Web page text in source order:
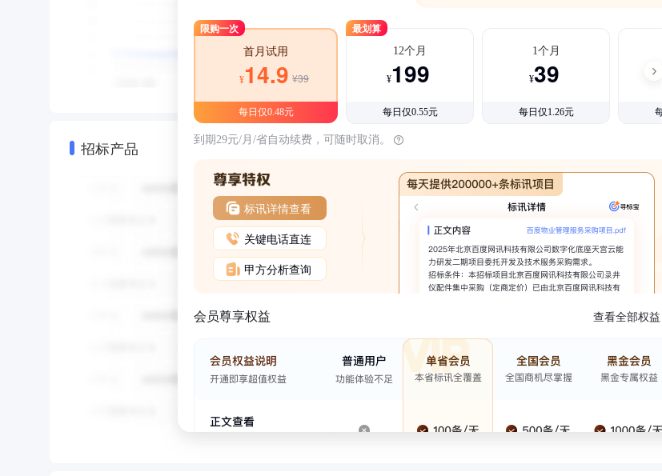
招标产品
限购一次
首月试用
¥14.9 ¥39
每日仅0.48元
最划算
12个月
¥199
每日仅0.55元
1个月
¥39
每日仅1.26元
到期29元/月/省自动续费，可随时取消。
标讯详情查看
关键电话直连
甲方分析查询
会员尊享权益 查看全部权益